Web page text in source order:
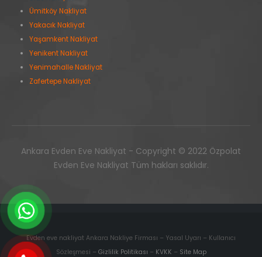
Ümitköy Nakliyat
Yakacık Nakliyat
Yaşamkent Nakliyat
Yenikent Nakliyat
Yenimahalle Nakliyat
Zafertepe Nakliyat
Ankara Evden Eve Nakliyat - Copyright © 2022 Özpolat
Evden Eve Nakliyat Tüm hakları saklıdır.
Evden eve nakliyat Ankara Nakliye Firması – Yasal Uyarı – Kullanıcı
Sözleşmesi – Gizlilik Politikası – KVKK – Site Map